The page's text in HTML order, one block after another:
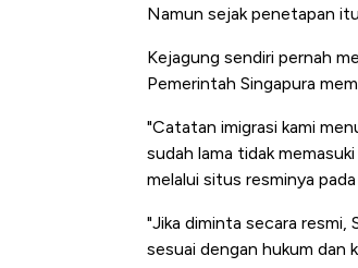
Namun sejak penetapan
Kejagung sendiri pernah
Pemerintah Singapura
"Catatan imigrasi kami
sudah lama tidak
melalui situs resminya
"Jika diminta secara resmi,
sesuai dengan hukum dan